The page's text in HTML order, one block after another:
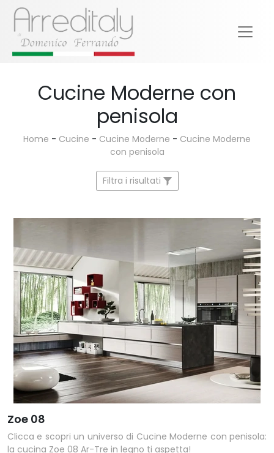
Cucine Moderne con
penisola
Home - Cucine - Cucine Moderne - Cucine Moderne
con penisola
Filtra i risultati
Zoe 08
Clicca e scopri un universo di Cucine Moderne con penisola:
la cucina Zoe 08 Ar-Tre in legno ti aspetta!